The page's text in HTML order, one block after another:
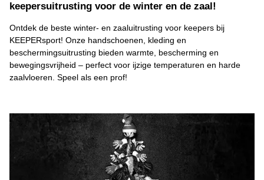
keepersuitrusting voor de winter en de zaal!
Ontdek de beste winter- en zaaluitrusting voor keepers bij
KEEPERsport! Onze handschoenen, kleding en
beschermingsuitrusting bieden warmte, bescherming en
bewegingsvrijheid – perfect voor ijzige temperaturen en harde
zaalvloeren. Speel als een prof!